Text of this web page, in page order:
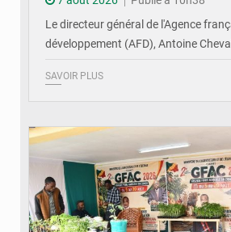
Le directeur général de l'Agence
développement (AFD), Antoine
SAVOIR PLUS